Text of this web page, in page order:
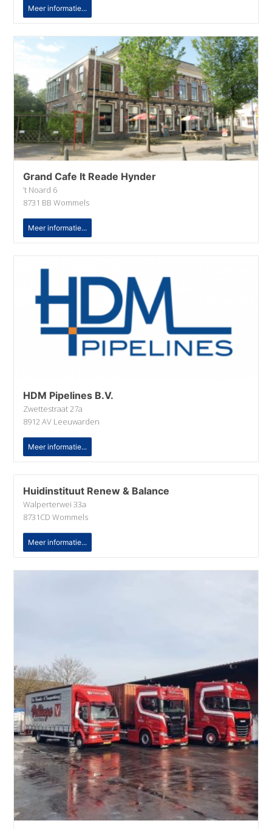
Meer informatie...
Grand Cafe It Reade Hynder
’t Noard 6
8731 BB Wommels
Meer informatie...
HDM Pipelines B.V.
Zwettestraat 27a
8912 AV Leeuwarden
Meer informatie...
Huidinstituut Renew & Balance
Walperterwei 33a
8731CD Wommels
Meer informatie...